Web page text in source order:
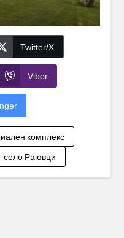
Twitter/X
Viber
комплекс
село Раювци